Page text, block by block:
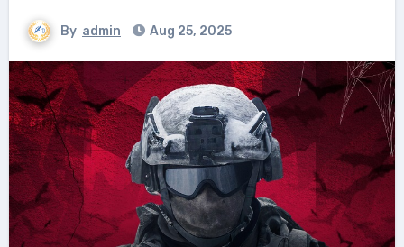
By admin Aug 25, 2025